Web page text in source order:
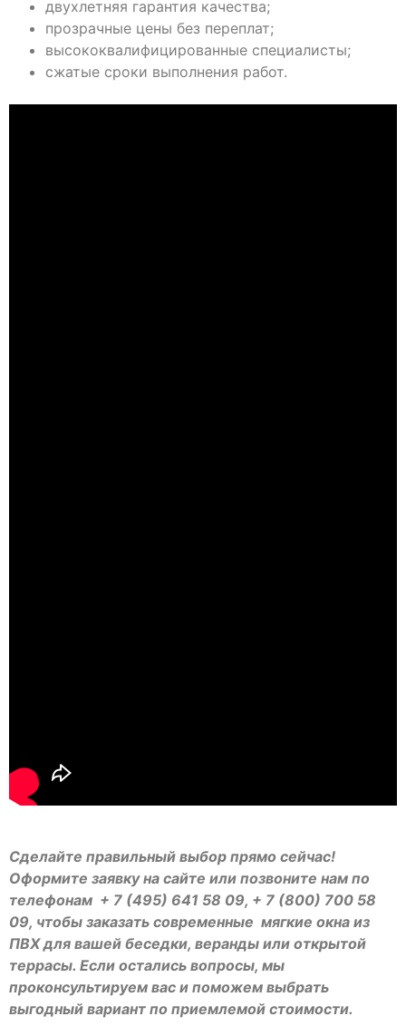
двухлетняя гарантия качества;
прозрачные цены без переплат;
высококвалифицированные специалисты;
сжатые сроки выполнения работ.
Сделайте правильный выбор прямо сейчас!
Оформите заявку на сайте или позвоните нам по
телефонам + 7 (495) 641 58 09, + 7 (800) 700 58
09, чтобы заказать современные мягкие окна из
ПВХ для вашей беседки, веранды или открытой
террасы. Если остались вопросы, мы
проконсультируем вас и поможем выбрать
выгодный вариант по приемлемой стоимости.